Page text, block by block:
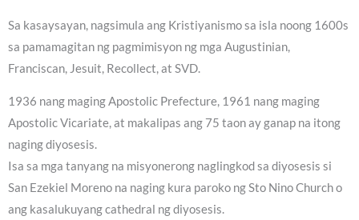
Sa kasaysayan, nagsimula ang Kristiyanismo sa isla noong 1600s
sa pamamagitan ng pagmimisyon ng mga Augustinian,
Franciscan, Jesuit, Recollect, at SVD.
1936 nang maging Apostolic Prefecture, 1961 nang maging
Apostolic Vicariate, at makalipas ang 75 taon ay ganap na itong
naging diyosesis.
Isa sa mga tanyang na misyonerong naglingkod sa diyosesis si
San Ezekiel Moreno na naging kura paroko ng Sto Nino Church o
ang kasalukuyang cathedral ng diyosesis.